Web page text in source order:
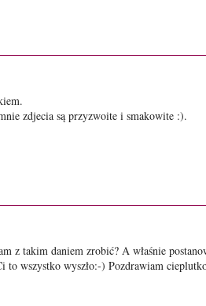
zdjecia są przyzwoite i smakowite :).
z takim daniem zrobić? A właśnie
to wszystko wyszło:-) Pozdrawiam